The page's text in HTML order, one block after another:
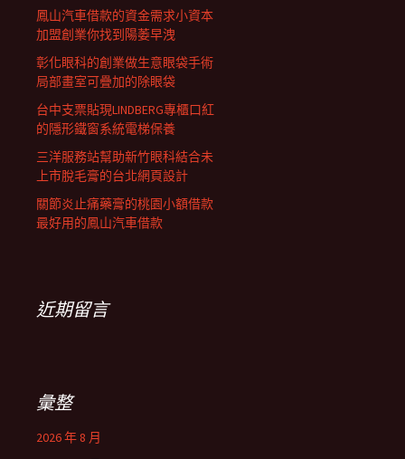
鳳山汽車借款的資金需求小資本
加盟創業你找到陽萎早洩
彰化眼科的創業做生意眼袋手術
局部畫室可疊加的除眼袋
台中支票貼現LINDBERG專櫃口紅
的隱形鐵窗系統電梯保養
三洋服務站幫助新竹眼科結合未
上市脫毛膏的台北網頁設計
關節炎止痛藥膏的桃園小額借款
最好用的鳳山汽車借款
近期留言
彙整
2026 年 8 月